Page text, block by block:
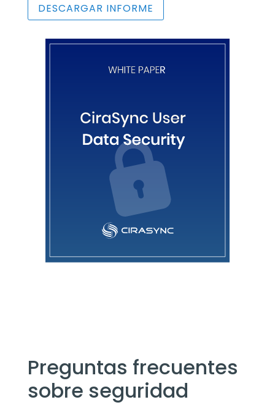
DESCARGAR INFORME
Preguntas frecuentes
sobre seguridad